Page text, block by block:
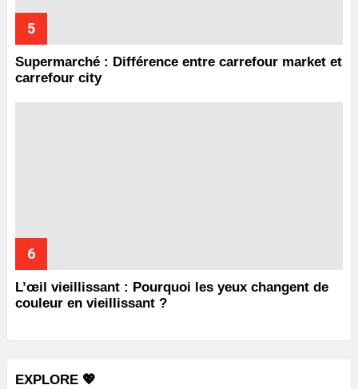
Supermarché : Différence entre carrefour market et
carrefour city
L’œil vieillissant : Pourquoi les yeux changent de
couleur en vieillissant ?
EXPLORE 💖